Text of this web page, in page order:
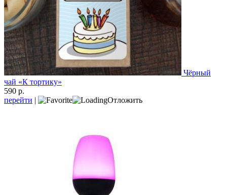
Чёрный
чай «К тортику»
590 р.
перейти | Отложить